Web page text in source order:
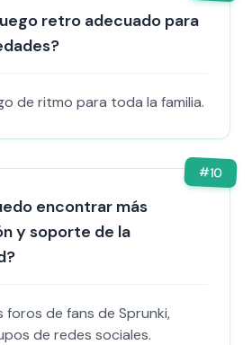
retro adecuado para
de ritmo para toda la familia.
#10
encontrar más
y soporte de la
foros de fans de Sprunki,
de redes sociales.